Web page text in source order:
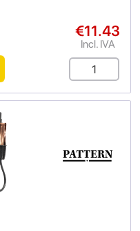
€11.43
Incl. IVA